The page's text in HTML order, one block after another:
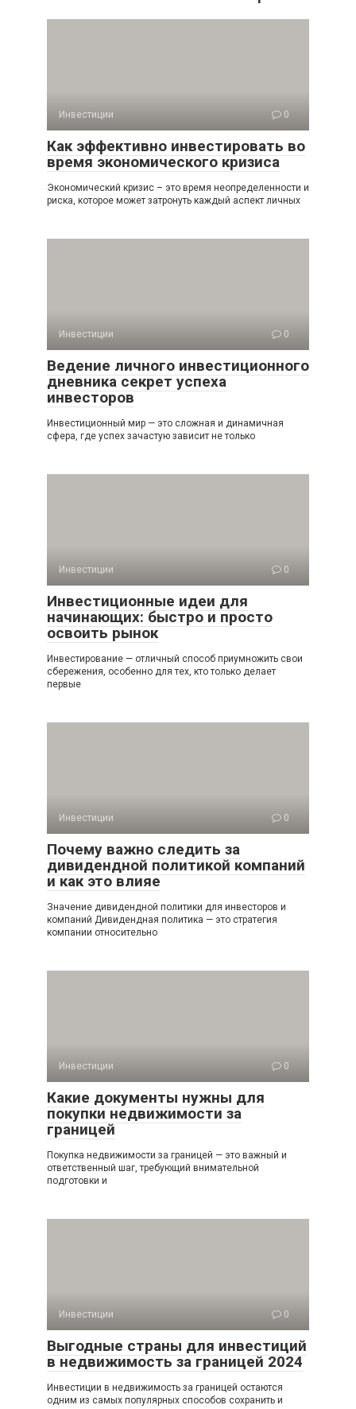
Инвестиции 0
Как эффективно инвестировать во
время экономического кризиса
Экономический кризис – это время неопределенности и
риска, которое может затронуть каждый аспект личных
Инвестиции 0
Ведение личного инвестиционного
дневника секрет успеха
инвесторов
Инвестиционный мир — это сложная и динамичная
сфера, где успех зачастую зависит не только
Инвестиции 0
Инвестиционные идеи для
начинающих: быстро и просто
освоить рынок
Инвестирование — отличный способ приумножить свои
сбережения, особенно для тех, кто только делает
первые
Инвестиции 0
Почему важно следить за
дивидендной политикой компаний
и как это влияе
Значение дивидендной политики для инвесторов и
компаний Дивидендная политика — это стратегия
компании относительно
Инвестиции 0
Какие документы нужны для
покупки недвижимости за
границей
Покупка недвижимости за границей — это важный и
ответственный шаг, требующий внимательной
подготовки и
Инвестиции 0
Выгодные страны для инвестиций
в недвижимость за границей 2024
Инвестиции в недвижимость за границей остаются
одним из самых популярных способов сохранить и